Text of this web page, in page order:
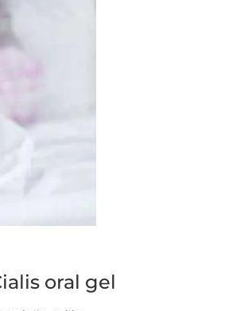
oral gel